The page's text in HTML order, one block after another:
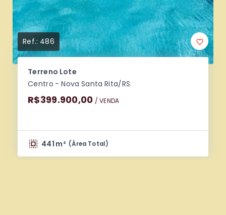
Ref.: 486
Terreno Lote
Centro - Nova Santa Rita/RS
R$399.900,00 / VENDA
441 m² (Área Total)